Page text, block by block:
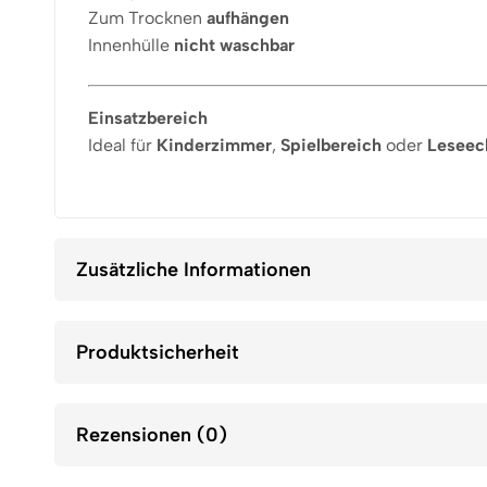
Zum Trocknen aufhängen
Innenhülle nicht waschbar
Einsatzbereich
Ideal für Kinderzimmer, Spielbereich oder
Zusätzliche Informationen
Produktsicherheit
Rezensionen (0)